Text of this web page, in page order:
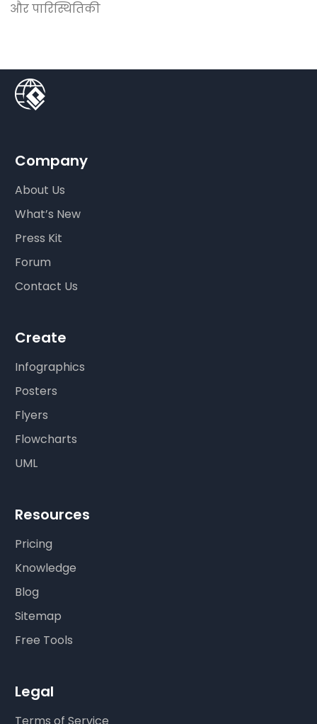
और पारिस्थितिकी
Company
About Us
What’s New
Press Kit
Forum
Contact Us
Create
Infographics
Posters
Flyers
Flowcharts
UML
Resources
Pricing
Knowledge
Blog
Sitemap
Free Tools
Legal